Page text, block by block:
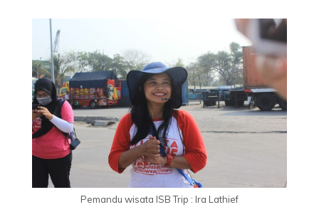
Pemandu wisata ISB Trip : Ira Lathief